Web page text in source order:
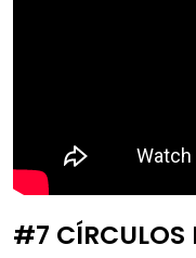
#7 CÍRCULOS